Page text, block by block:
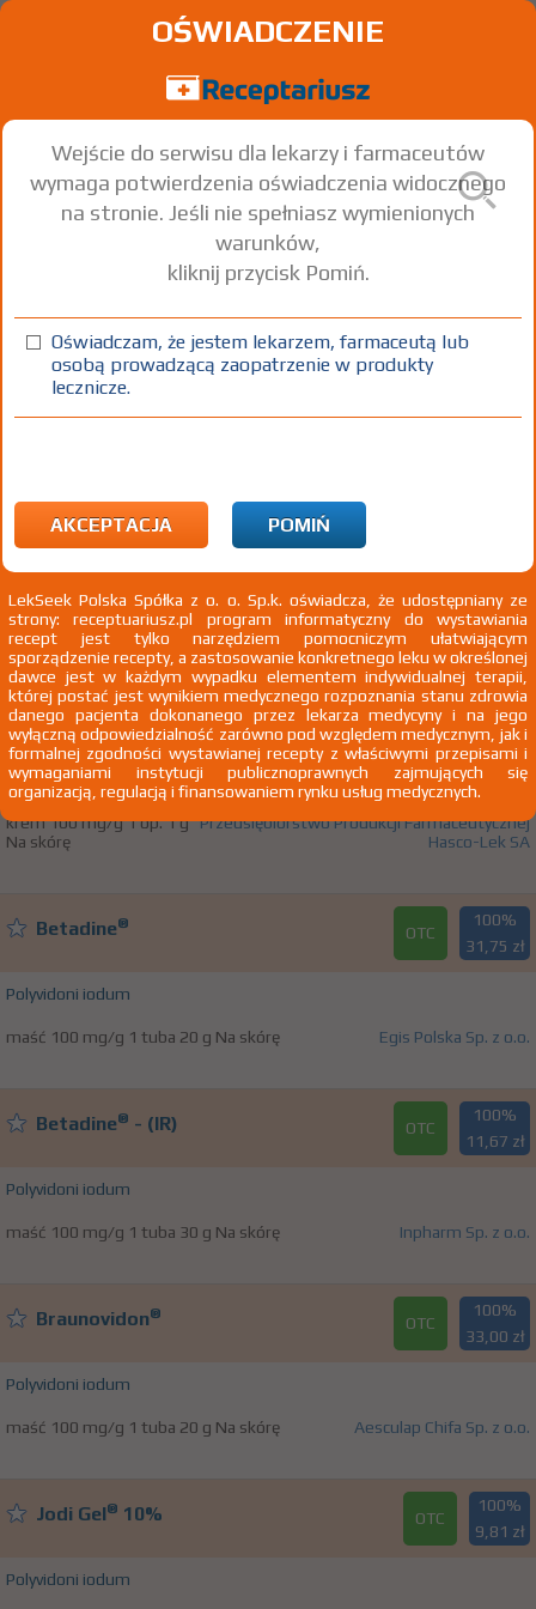
Znaleziono wyników:
T24 Oparzenie termiczne i chemiczne biodra i
kończyny dolnej z wyjątkiem okolicy stawu skokowego
i stopy
T24.4 Oparzenie chemiczne biodra i kończyny dolnej
z wyjątkiem okolicy stawu skokowego i stopy,
nieokreślonego stopnia
Actisept OTC
100%
17,29 zł
Polyvidoni iodum
krem 100 mg/g 1 op. 1 g
Na skórę
Przedsiębiorstwo Produkcji Farmaceutycznej
Hasco-Lek SA
Betadine® OTC
100%
31,75 zł
Polyvidoni iodum
maść 100 mg/g 1 tuba 20 g Na skórę Egis Polska Sp. z o.o.
Betadine® - (IR) OTC
100%
11,67 zł
Polyvidoni iodum
maść 100 mg/g 1 tuba 30 g Na skórę Inpharm Sp. z o.o.
Braunovidon® OTC
100%
33,00 zł
Polyvidoni iodum
maść 100 mg/g 1 tuba 20 g Na skórę Aesculap Chifa Sp. z o.o.
Jodi Gel® 10% OTC
100%
9,81 zł
Polyvidoni iodum
OŚWIADCZENIE
Wejście do serwisu dla lekarzy i farmaceutów
wymaga potwierdzenia oświadczenia widocznego
na stronie. Jeśli nie spełniasz wymienionych
warunków,
kliknij przycisk Pomiń.
Oświadczam, że jestem lekarzem, farmaceutą lub
osobą prowadzącą zaopatrzenie w produkty
lecznicze.
AKCEPTACJA POMIŃ
LekSeek Polska Spółka z o. o. Sp.k. oświadcza, że udostępniany ze
strony: receptuariusz.pl program informatyczny do wystawiania
recept jest tylko narzędziem pomocniczym ułatwiającym
sporządzenie recepty, a zastosowanie konkretnego leku w określonej
dawce jest w każdym wypadku elementem indywidualnej terapii,
której postać jest wynikiem medycznego rozpoznania stanu zdrowia
danego pacjenta dokonanego przez lekarza medycyny i na jego
wyłączną odpowiedzialność zarówno pod względem medycznym, jak i
formalnej zgodności wystawianej recepty z właściwymi przepisami i
wymaganiami instytucji publicznoprawnych zajmujących się
organizacją, regulacją i finansowaniem rynku usług medycznych.